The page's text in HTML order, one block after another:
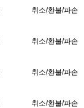
취소/환불/파손
취소/환불/파손
취소/환불/파손
취소/환불/파손